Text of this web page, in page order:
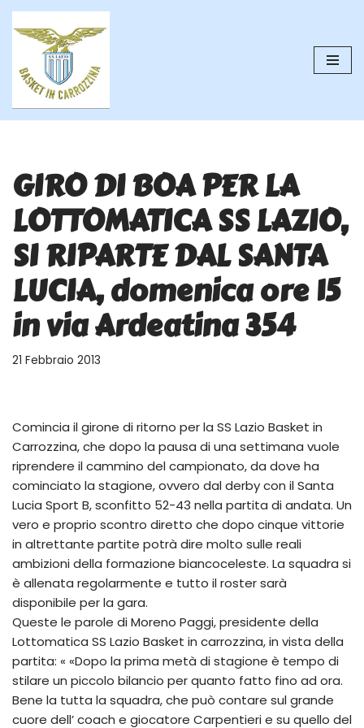
contenuto
GIRO DI BOA PER LA
LOTTOMATICA SS LAZIO,
SI RIPARTE DAL SANTA
LUCIA, domenica ore 15
in via Ardeatina 354
21 Febbraio 2013
Comincia il girone di ritorno per la SS Lazio Basket in
Carrozzina, che dopo la pausa di una settimana vuole
riprendere il cammino del campionato, da dove ha
cominciato la stagione, ovvero dal derby con il Santa
Lucia Sport B, sconfitto 52-43 nella partita di andata. Un
vero e proprio scontro diretto che dopo cinque vittorie
in altrettante partite potrà dire molto sulle reali
ambizioni della formazione biancoceleste. La squadra si
è allenata regolarmente e tutto il roster sarà
disponibile per la gara.
Queste le parole di Moreno Paggi, presidente della
Lottomatica SS Lazio Basket in carrozzina, in vista della
partita: « «Dopo la prima metà di stagione è tempo di
stilare un piccolo bilancio per quanto fatto fino ad ora.
Bene la tutta la squadra, che può contare sul grande
cuore dell’ coach e giocatore Carpentieri e su quello del